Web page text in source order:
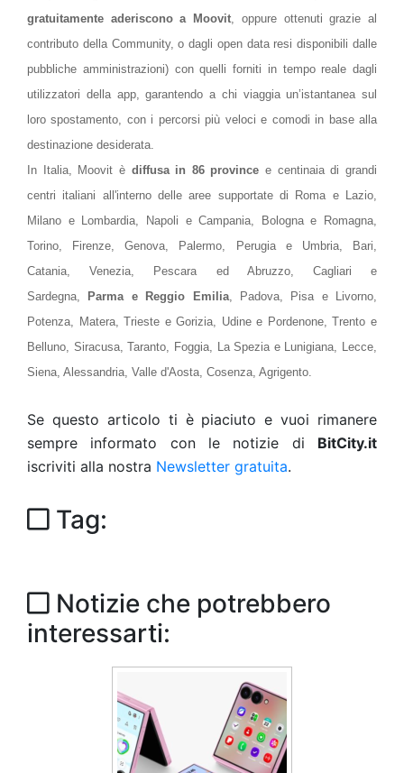
gratuitamente aderiscono a Moovit, oppure ottenuti grazie al
contributo della Community, o dagli open data resi disponibili dalle
pubbliche amministrazioni) con quelli forniti in tempo reale dagli
utilizzatori della app, garantendo a chi viaggia un’istantanea sul
loro spostamento, con i percorsi più veloci e comodi in base alla
destinazione desiderata.
In Italia, Moovit è diffusa in 86 province e centinaia di grandi
centri italiani all'interno delle aree supportate di Roma e Lazio,
Milano e Lombardia, Napoli e Campania, Bologna e Romagna,
Torino, Firenze, Genova, Palermo, Perugia e Umbria, Bari,
Catania, Venezia, Pescara ed Abruzzo, Cagliari e
Sardegna,
Parma e Reggio Emilia, Padova, Pisa e Livorno,
Potenza, Matera, Trieste e Gorizia, Udine e Pordenone, Trento e
Belluno, Siracusa, Taranto, Foggia, La Spezia e Lunigiana, Lecce,
Siena, Alessandria, Valle d'Aosta, Cosenza, Agrigento.
Se questo articolo ti è piaciuto e vuoi rimanere
sempre informato con le notizie di BitCity.it
iscriviti alla nostra Newsletter gratuita.
Tag:
Notizie che potrebbero
interessarti: